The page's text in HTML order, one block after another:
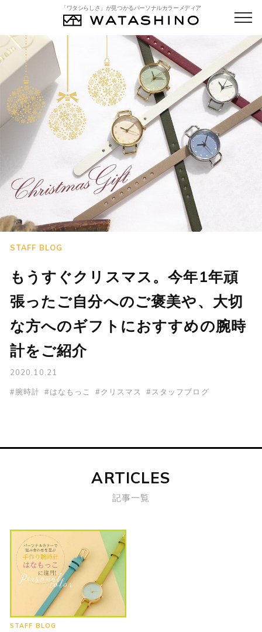
「ワタシらしさ」が見つかるパーソナルカラーメディア
STAFF BLOG
もうすぐクリスマス。今年1年頑
張ったご自分へのご褒美や、大切
な方へのギフトにおすすめの腕時
計をご紹介
2020.10.21
#腕時計 #はなもっこ #クリスマス #スタッフブログ
ARTICLES
記事一覧
STAFF BLOG